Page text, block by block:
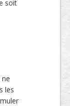
soit
les